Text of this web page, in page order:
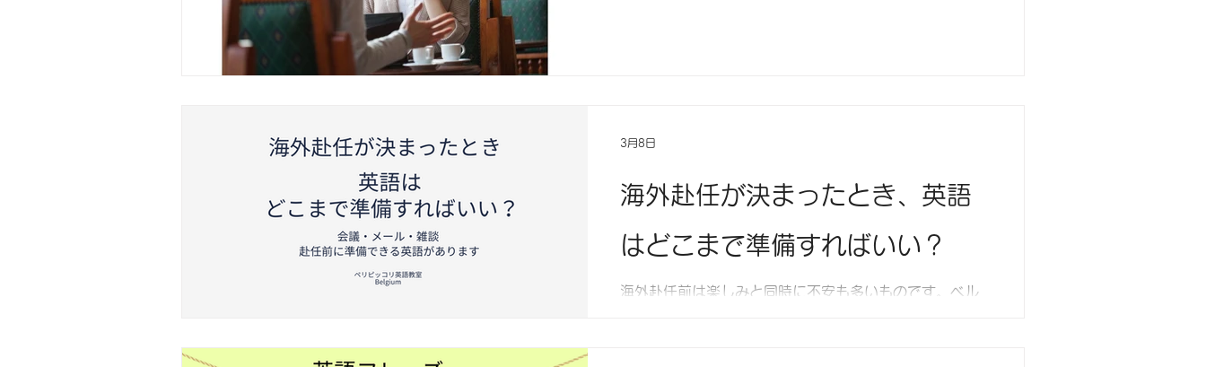
海外赴任が決まったとき、英語
はどこまで準備すればいい？
海外赴任前は楽しみと同時に不安も多いものです。ベル
3月8日